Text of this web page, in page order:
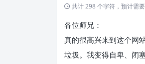
共计 298 个字符，预计需
各位师兄：
真的很高兴来到这个网
垃圾。我变得自卑、闭